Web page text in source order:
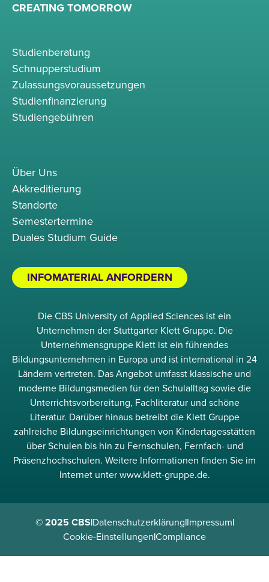
CREATING TOMORROW
Studienberatung
Schnupperstudium
Zulassungsvoraussetzungen
Studienfinanzierung
Studiengebühren
Über Uns
Akkreditierung
Standorte
Semestertermine
Duales Studium Guide
INFOMATERIAL ANFORDERN
Die CBS University of Applied Sciences ist ein
Unternehmen der Stuttgarter Klett Gruppe. Die
Unternehmensgruppe Klett ist ein führendes
Bildungsunternehmen in Europa und ist international in 24
Ländern vertreten. Das Angebot umfasst klassische und
moderne Bildungsmedien für den Schulalltag sowie die
Unterrichtsvorbereitung, Fachliteratur und schöne
Literatur. Darüber hinaus betreibt die Klett Gruppe
zahlreiche Bildungseinrichtungen von Kindertagesstätten
über Schulen bis hin zu Fernschulen, Fernfach- und
Präsenzhochschulen. Weitere Informationen finden Sie im
Internet unter www.klett-gruppe.de.
© 2025 CBS|Datenschutzerklärung|Impressum|
Cookie-Einstellungen|Compliance